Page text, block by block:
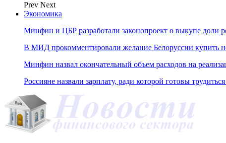
Prev Next
Экономика
Минфин и ЦБР разработали законопроект о выкупе доли
В МИД прокомментировали желание Белоруссии купить
Минфин назвал окончательный объем расходов на
Россияне назвали зарплату, ради которой готовы